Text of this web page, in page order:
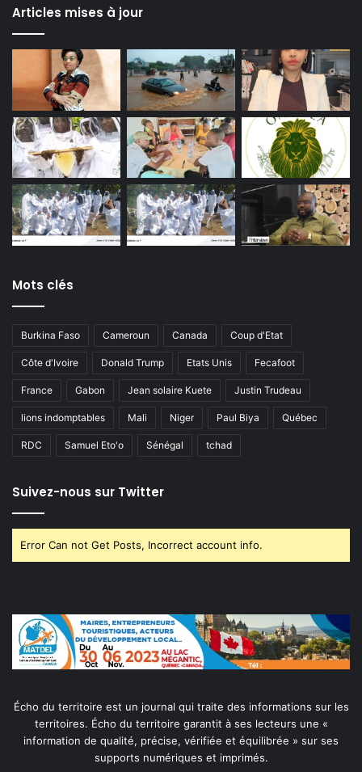
Articles mises à jour
Mots clés
Burkina Faso Cameroun Canada Coup d'Etat
Côte d'Ivoire Donald Trump Etats Unis Fecafoot
France Gabon Jean solaire Kuete Justin Trudeau
lions indomptables Mali Niger Paul Biya Québec
RDC Samuel Eto'o Sénégal tchad
Suivez-nous sur Twitter
Error Can not Get Posts, Incorrect account info.
Écho du territoire est un journal qui traite des informations sur les
territoires. Écho du territoire garantit à ses lecteurs une «
information de qualité, précise, vérifiée et équilibrée » sur ses
supports numériques et imprimés.